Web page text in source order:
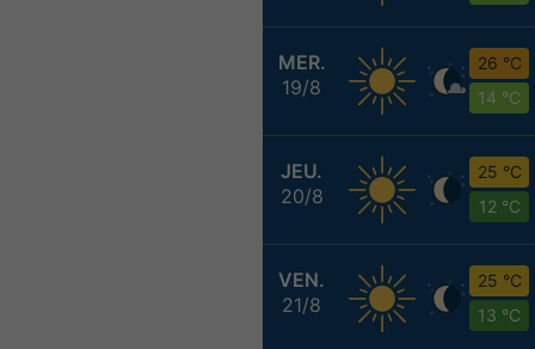
MER.
19/8
26 °C
14 °C
JEU.
20/8
25 °C
12 °C
VEN.
21/8
25 °C
13 °C